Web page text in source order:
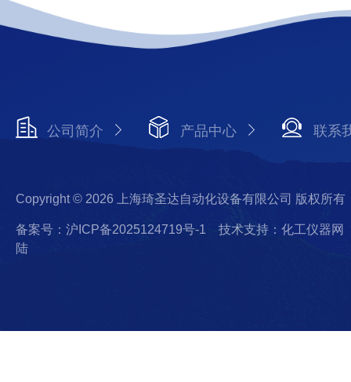
公司简介 产品中心 联系
Copyright © 2026 上海琦圣达自动化设备有限公司 版权所有
备案号：沪ICP备2025124719号-1
技术支持：化工仪器网
陆